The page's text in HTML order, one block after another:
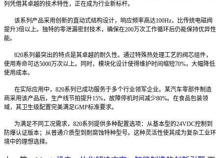
列凭借其卓越的技术特性，正在成为行业新标杆。
该系列产品采用创新的直动式结构设计，响应频率高达100Hz，比传统电磁阀
提升3倍以上。独特的零泄漏密封技术，确保在200万次工作循环后仍能保持优异性
能。
820系列最突出的特点是其卓越的耐久性。通过特殊热处理工艺的阀芯组件，
使用寿命可达5000万次以上。同时，模块化设计使得维护时间缩短70%，大幅降低
使用成本。
在实际应用中，820系列已成功服务于多个行业领军企业。某汽车零部件制造
商采用该产品后，生产线节拍提升15%，故障停机时间减少80%。在食品包装领
域，其卫生级配置完美满足GMP标准要求。
为满足不同工况需求，820系列提供多种配置选项：从基本型的24VDC控制到
防爆认证版本；从普通介质型到耐腐蚀特种型号。这种灵活性使其成为复杂工业环
境中的理想选择。